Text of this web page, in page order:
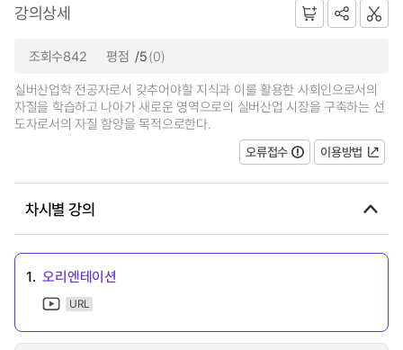
강의상세
조회수842 평점 /5(0)
실버산업학 전공자로서 갖추어야할 지식과 이를 활용한 사회인으로서의
자질을 학습하고 나아가 새로운 영역으로의 실버산업 시장을 구축하는 선
도자로서의 자질 함양을 목적으로한다.
오류접수
이용방법
차시별 강의
1. 오리엔테이션
URL